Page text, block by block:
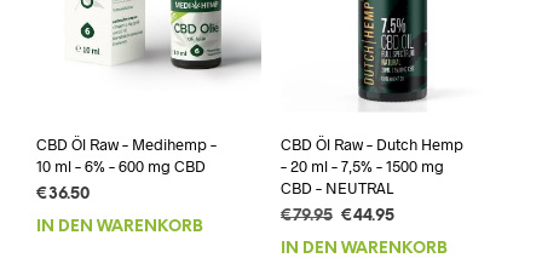
CBD Öl Raw – Medihemp –
10 ml – 6% – 600 mg CBD
€36.50
IN DEN WARENKORB
CBD Öl Raw – Dutch Hemp
– 20 ml – 7,5% – 1500 mg
CBD – NEUTRAL
€79.95 Ursprünglicher
Preis
€44.95Aktueller
Preis
IN DEN WARENKORB